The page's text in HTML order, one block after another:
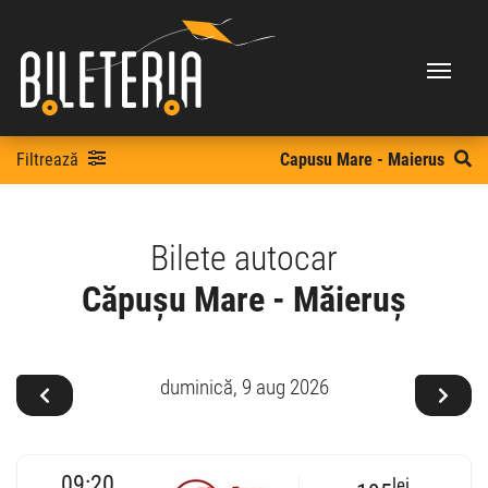
Filtrează Capusu Mare - Maierus
Bilete autocar
Căpușu Mare - Măieruș
duminică, 9 aug 2026